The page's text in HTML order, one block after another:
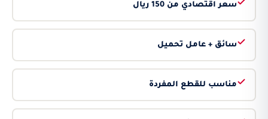
سعر اقتصادي من 150 ريال
سائق + عامل تحميل
مناسب للقطع المفردة